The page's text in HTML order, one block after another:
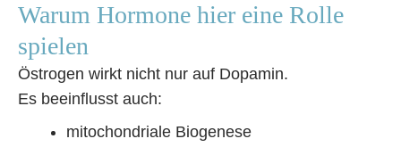
Warum Hormone hier eine Rolle
spielen
Östrogen wirkt nicht nur auf Dopamin.
Es beeinflusst auch:
mitochondriale Biogenese